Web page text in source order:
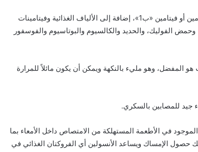
وتعتبر أوراق الهندباء. مصدراً هائلاً للزنك ومركب النياسين والثيامين أو فيتامين «ب1»، إضافة إلى الألياف الغذائية وفيتامينات
وإيه وبي 6 وإي، وفيتامين ب2، وحمض البانتوثينيك (بي 5) وحمض الفوليك، والحديد والكالسيوم والبوتاسيوم والفوسفور
هو المفضل، وهو مليء بالنكهة ويمكن أن يكون مائلاً للمرارة
جيد للمصابين بالسكري.
الموجود في الأطعمة المستهلكة من الامتصاص داخل الأمعاء بما
حصول الإمساك ويساعد الأنسولين أي الفروكتان الغذائي في